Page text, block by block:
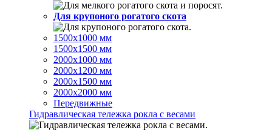
Для крупоного рогатого скота
1500х1000 мм
1500х1500 мм
2000х1000 мм
2000х1200 мм
2000х1500 мм
2000х2000 мм
Передвижные
Гидравлическая тележка рокла с весами